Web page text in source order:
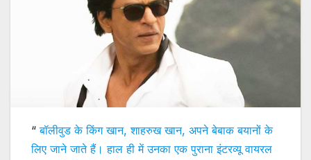
“ बॉलीवुड के किंग खान, शाहरुख खान, अपने बेबाक बयानों के
लिए जाने जाते हैं। हाल ही में उनका एक पुराना इंटरव्यू वायरल